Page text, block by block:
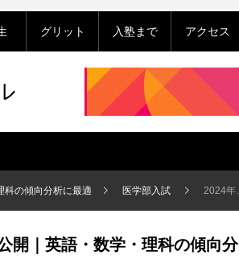
グリット 入塾まで アクセス
科の傾向分析に最適 医学部入試 2024年度 奈良県立医科大学 医学部 過去問公開｜英語・数学・理科の傾向分析に最適
開｜英語・数学・理科の傾向分